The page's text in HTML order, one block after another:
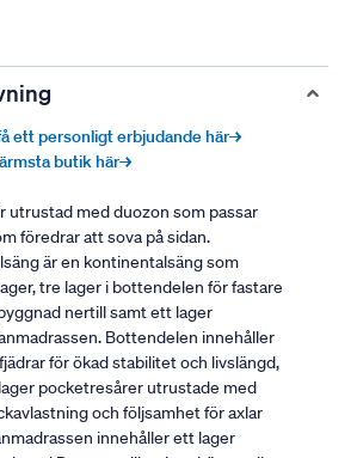
ett personligt erbjudande här→
butik här→
utrustad med duozon som passar
föredrar att sova på sidan.
är en kontinentalsäng som
tre lager i bottendelen för fastare
nertill samt ett lager
Bottendelen innehåller
för ökad stabilitet och livslängd,
pocketresårer utrustade med
och följsamhet för axlar
innehåller ett lager